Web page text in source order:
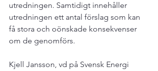
utredningen. Samtidigt innehåller
utredningen ett antal förslag som kan
få stora och oönskade konsekvenser
om de genomförs.
Kjell Jansson, vd på Svensk Energi